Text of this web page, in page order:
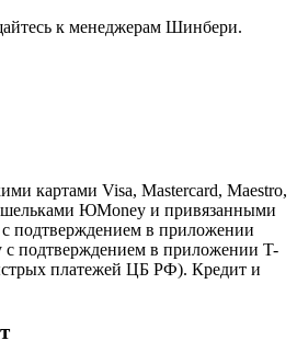
к менеджерам Шинбери.
картами Visa, Mastercard, Maestro,
ЮMoney и привязанными
подтверждением в приложении
подтверждением в приложении T-
платежей ЦБ РФ). Кредит и